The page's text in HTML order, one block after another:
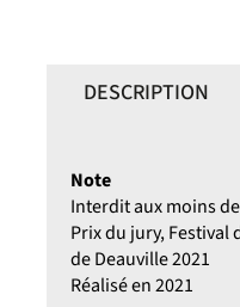
DESCRIPTION
Note
Interdit aux moins
Prix du jury, Festival
de Deauville 2021
Réalisé en 2021